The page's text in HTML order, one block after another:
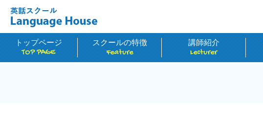
トップページ
TOP PAGE
スクールの特徴
Feature
講師紹介
Lecturer